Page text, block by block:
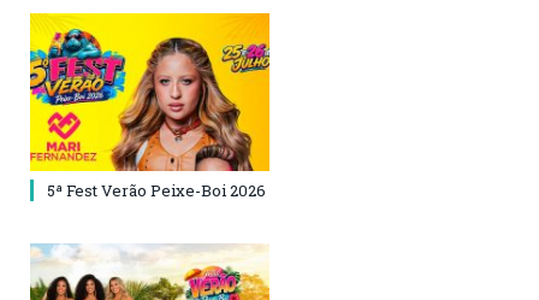
5ª Fest Verão Peixe-Boi 2026